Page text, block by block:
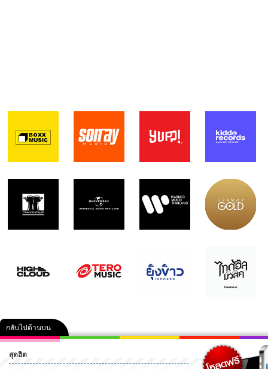
กลับไปด้านบน
คลิป ภาพ ปฏิทิน 2556 เฟซบุ๊ก ทวิ
Glitter
สุดฮิต